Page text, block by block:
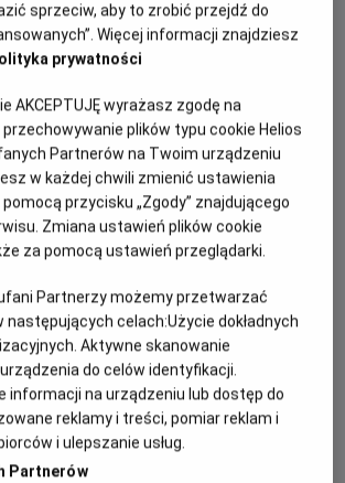
Satoshi Kuwabara, Masahiro
Hikokubo, Kenjiro Tsuda
Gregory Abbey
WIĘCEJ SZCZEGÓŁÓW
końca, Yugi i jego przyjaciele
Wśród uczniów pojawia się Aigami –
chłopak, którego zachowanie
niepokój. Tymczasem Kaiba
obsesyjną próbę odbudowy Milenijnej
do ostatecznego pojedynku…
sprzeciw, aby to zrobić przejdź do
Więcej informacji znajdziesz
prywatności
AKCEPTUJĘ wyrażasz zgodę na
plików typu cookie Helios
Partnerów na Twoim urządzeniu
w każdej chwili zmienić ustawienia
przycisku „Zgody” znajdującego
Zmiana ustawień plików cookie
za pomocą ustawień przeglądarki.
Partnerzy możemy przetwarzać
następujących celach:Użycie dokładnych
Aktywne skanowanie
do celów identyfikacji.
informacji na urządzeniu lub dostęp do
reklamy i treści, pomiar reklam i
i ulepszanie usług.
Partnerów